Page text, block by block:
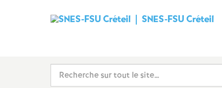
SNES-FSUCréteil